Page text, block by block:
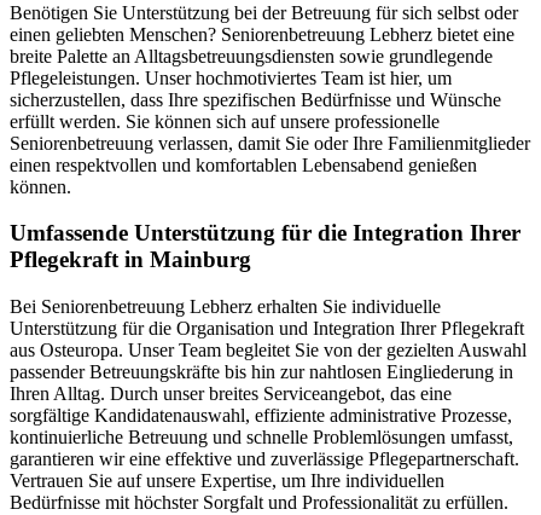
Benötigen Sie Unterstützung bei der Betreuung für sich selbst oder
einen geliebten Menschen? Seniorenbetreuung Lebherz bietet eine
breite Palette an Alltagsbetreuungsdiensten sowie grundlegende
Pflegeleistungen. Unser hochmotiviertes Team ist hier, um
sicherzustellen, dass Ihre spezifischen Bedürfnisse und Wünsche
erfüllt werden. Sie können sich auf unsere professionelle
Seniorenbetreuung verlassen, damit Sie oder Ihre Familienmitglieder
einen respektvollen und komfortablen Lebensabend genießen
können.
Umfassende Unterstützung für die Integration Ihrer
Pflegekraft in Mainburg
Bei Seniorenbetreuung Lebherz erhalten Sie individuelle
Unterstützung für die Organisation und Integration Ihrer Pflegekraft
aus Osteuropa. Unser Team begleitet Sie von der gezielten Auswahl
passender Betreuungskräfte bis hin zur nahtlosen Eingliederung in
Ihren Alltag. Durch unser breites Serviceangebot, das eine
sorgfältige Kandidatenauswahl, effiziente administrative Prozesse,
kontinuierliche Betreuung und schnelle Problemlösungen umfasst,
garantieren wir eine effektive und zuverlässige Pflegepartnerschaft.
Vertrauen Sie auf unsere Expertise, um Ihre individuellen
Bedürfnisse mit höchster Sorgfalt und Professionalität zu erfüllen.